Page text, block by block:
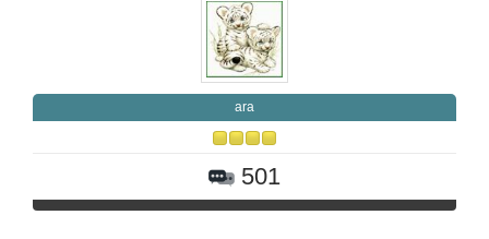
ara
501